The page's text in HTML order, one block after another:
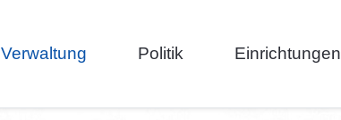
Verwaltung Politik Einrichtungen